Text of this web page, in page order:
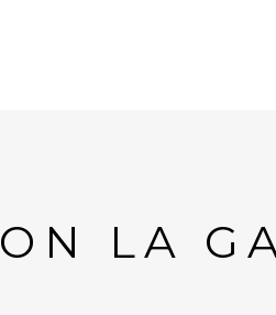
LA